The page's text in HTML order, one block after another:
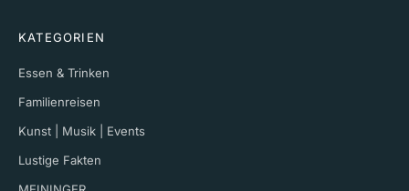
KATEGORIEN
Essen & Trinken
Familienreisen
Kunst | Musik | Events
Lustige Fakten